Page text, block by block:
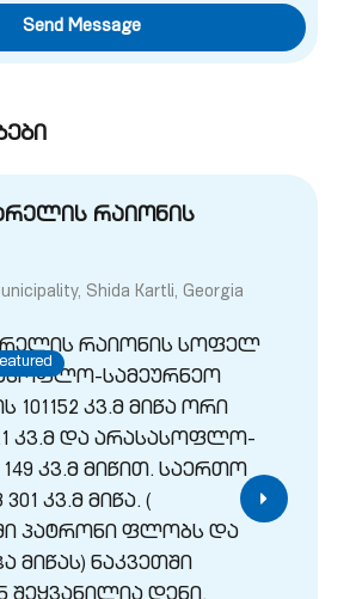
Send Message
რაიონის
Shida Kartli, Georgia